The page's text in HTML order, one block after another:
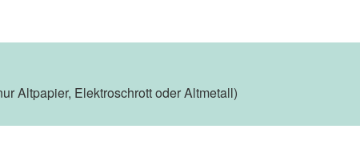
Altpapier, Elektroschrott oder Altmetall)